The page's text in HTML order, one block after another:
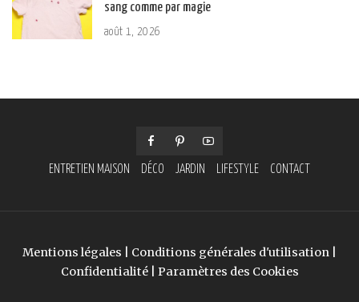
sang comme par magie
août 1, 2026
ENTRETIEN MAISON DÉCO JARDIN LIFESTYLE CONTACT
Mentions légales Conditions générales d'utilisation
Confidentialité| Paramètres des Cookies